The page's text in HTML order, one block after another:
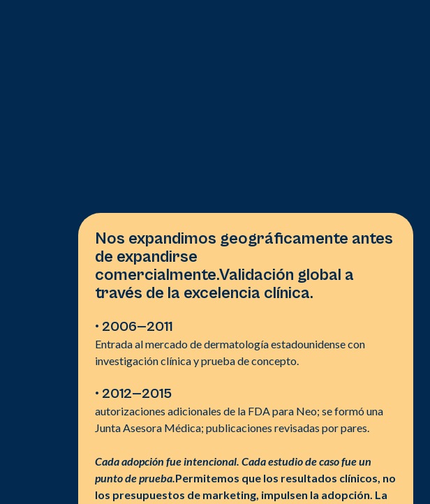
Nos expandimos geográficamente antes
de expandirse
comercialmente.Validación global a
través de la excelencia clínica.
• 2006—2011
Entrada al mercado de dermatología estadounidense con
investigación clínica y prueba de concepto.
• 2012—2015
autorizaciones adicionales de la FDA para Neo; se formó una
Junta Asesora Médica; publicaciones revisadas por pares.
Cada adopción fue intencional. Cada estudio de caso fue un
punto de prueba.Permitemos que los resultados clínicos, no
los presupuestos de marketing, impulsen la adopción. La